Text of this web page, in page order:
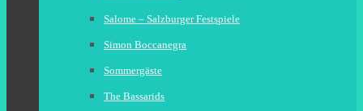
Salome – Salzburger Festspiele
Simon Boccanegra
Sommergäste
The Bassarids